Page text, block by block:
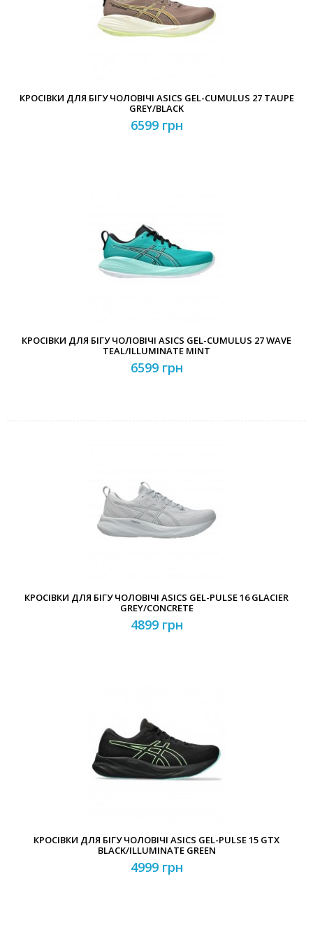
КРОСІВКИ ДЛЯ БІГУ ЧОЛОВІЧІ ASICS GEL-CUMULUS 27 TAUPE
GREY/BLACK
6599 грн
КРОСІВКИ ДЛЯ БІГУ ЧОЛОВІЧІ ASICS GEL-CUMULUS 27 WAVE
TEAL/ILLUMINATE MINT
6599 грн
КРОСІВКИ ДЛЯ БІГУ ЧОЛОВІЧІ ASICS GEL-PULSE 16 GLACIER
GREY/CONCRETE
4899 грн
КРОСІВКИ ДЛЯ БІГУ ЧОЛОВІЧІ ASICS GEL-PULSE 15 GTX
BLACK/ILLUMINATE GREEN
4999 грн